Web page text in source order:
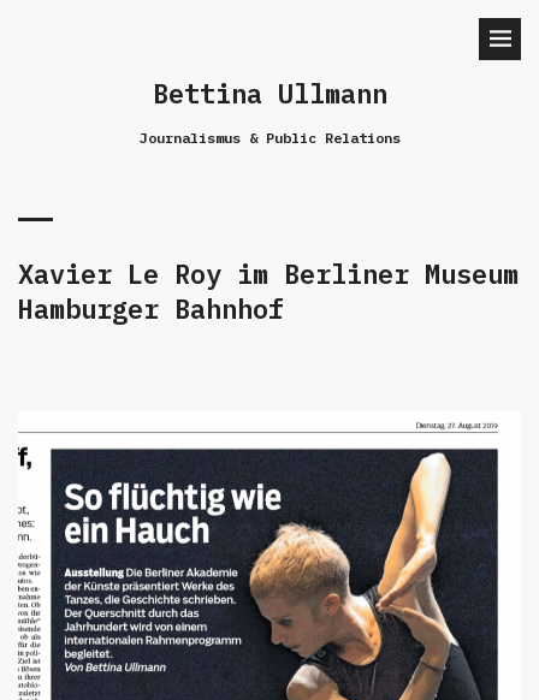
Bettina Ullmann
Journalismus & Public Relations
Xavier Le Roy im Berliner Museum
Hamburger Bahnhof